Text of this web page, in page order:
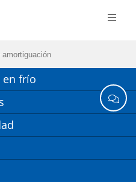
en frío